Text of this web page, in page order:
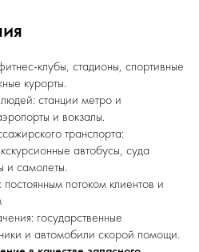
клубы, стадионы, спортивные
курорты.
станции метро и
и вокзалы.
транспорта:
автобусы, суда
и самолеты.
потоком клиентов и
государственные
и автомобили скорой помощи.